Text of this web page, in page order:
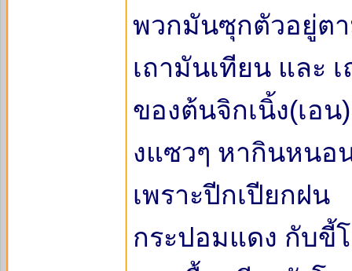
พวกมันซุกตัวอยู่ต
เถามันเทียน และ
ของต้นจิกเนิ้ง(เอ
งแซวๆ หากินหนอ
เพราะปีกเปียกฝน
กระปอมแดง กับขี้